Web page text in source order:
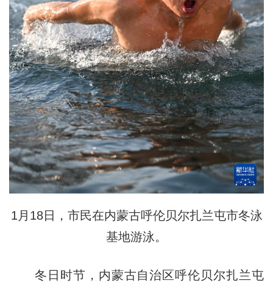
1月18日，市民在内蒙古呼伦贝尔扎兰屯市冬泳
基地游泳。
冬日时节，内蒙古自治区呼伦贝尔扎兰屯